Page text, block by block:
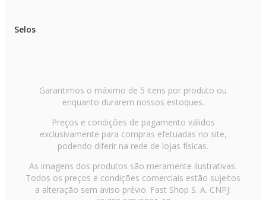
Selos
Garantimos o máximo de 5 itens por produto ou
enquanto durarem nossos estoques.
Preços e condições de pagamento válidos
exclusivamente para compras efetuadas no site,
podendo diferir na rede de lojas físicas.
As imagens dos produtos são meramente ilustrativas.
Todos os preços e condições comerciais estão sujeitos
a alteração sem aviso prévio. Fast Shop S. A. CNPJ: